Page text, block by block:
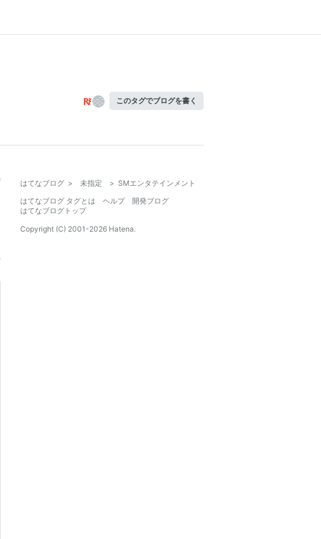
このタグでブログを書く
はてなブログ > 未指定 > SMエンタテインメント
はてなブログ タグとは
ヘルプ
開発ブログ
はてなブログトップ
Copyright (C) 2001-2026 Hatena.